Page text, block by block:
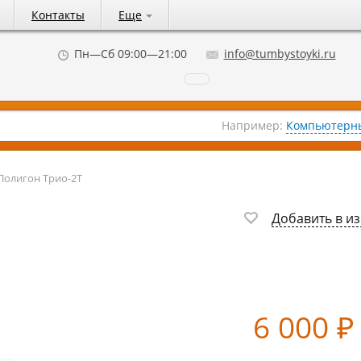
Контакты Еще
Пн—Сб 09:00—21:00 info@tumbystoyki.ru
Например:
Трио-2Т
Добавить в
6 000₽